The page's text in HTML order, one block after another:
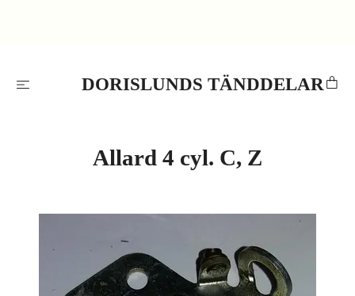
DORISLUNDS TÄNDDELAR
Allard 4 cyl. C, Z